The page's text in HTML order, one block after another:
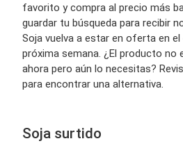
favorito y compra al precio más
guardar tu búsqueda para recibir
Soja vuelva a estar en oferta en
próxima semana. ¿El producto no
ahora pero aún lo necesitas?
para encontrar una alternativa.
Soja surtido